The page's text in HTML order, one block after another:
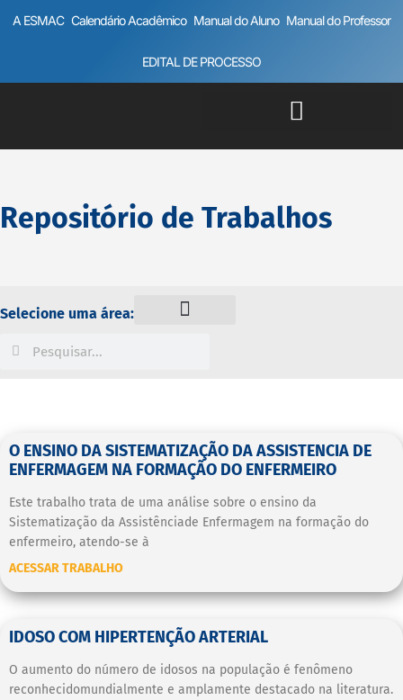
A ESMAC Calendário Acadêmico Manual do Aluno Manual do Professor
EDITAL DE PROCESSO
Repositório de Trabalhos
Selecione uma área:
O ENSINO DA SISTEMATIZAÇÃO DA ASSISTENCIA DE
ENFERMAGEM NA FORMAÇÃO DO ENFERMEIRO
Este trabalho trata de uma análise sobre o ensino da
Sistematização da Assistênciade Enfermagem na formação do
enfermeiro, atendo-se à
ACESSAR TRABALHO
IDOSO COM HIPERTENÇÃO ARTERIAL
O aumento do número de idosos na população é fenômeno
reconhecidomundialmente e amplamente destacado na literatura.